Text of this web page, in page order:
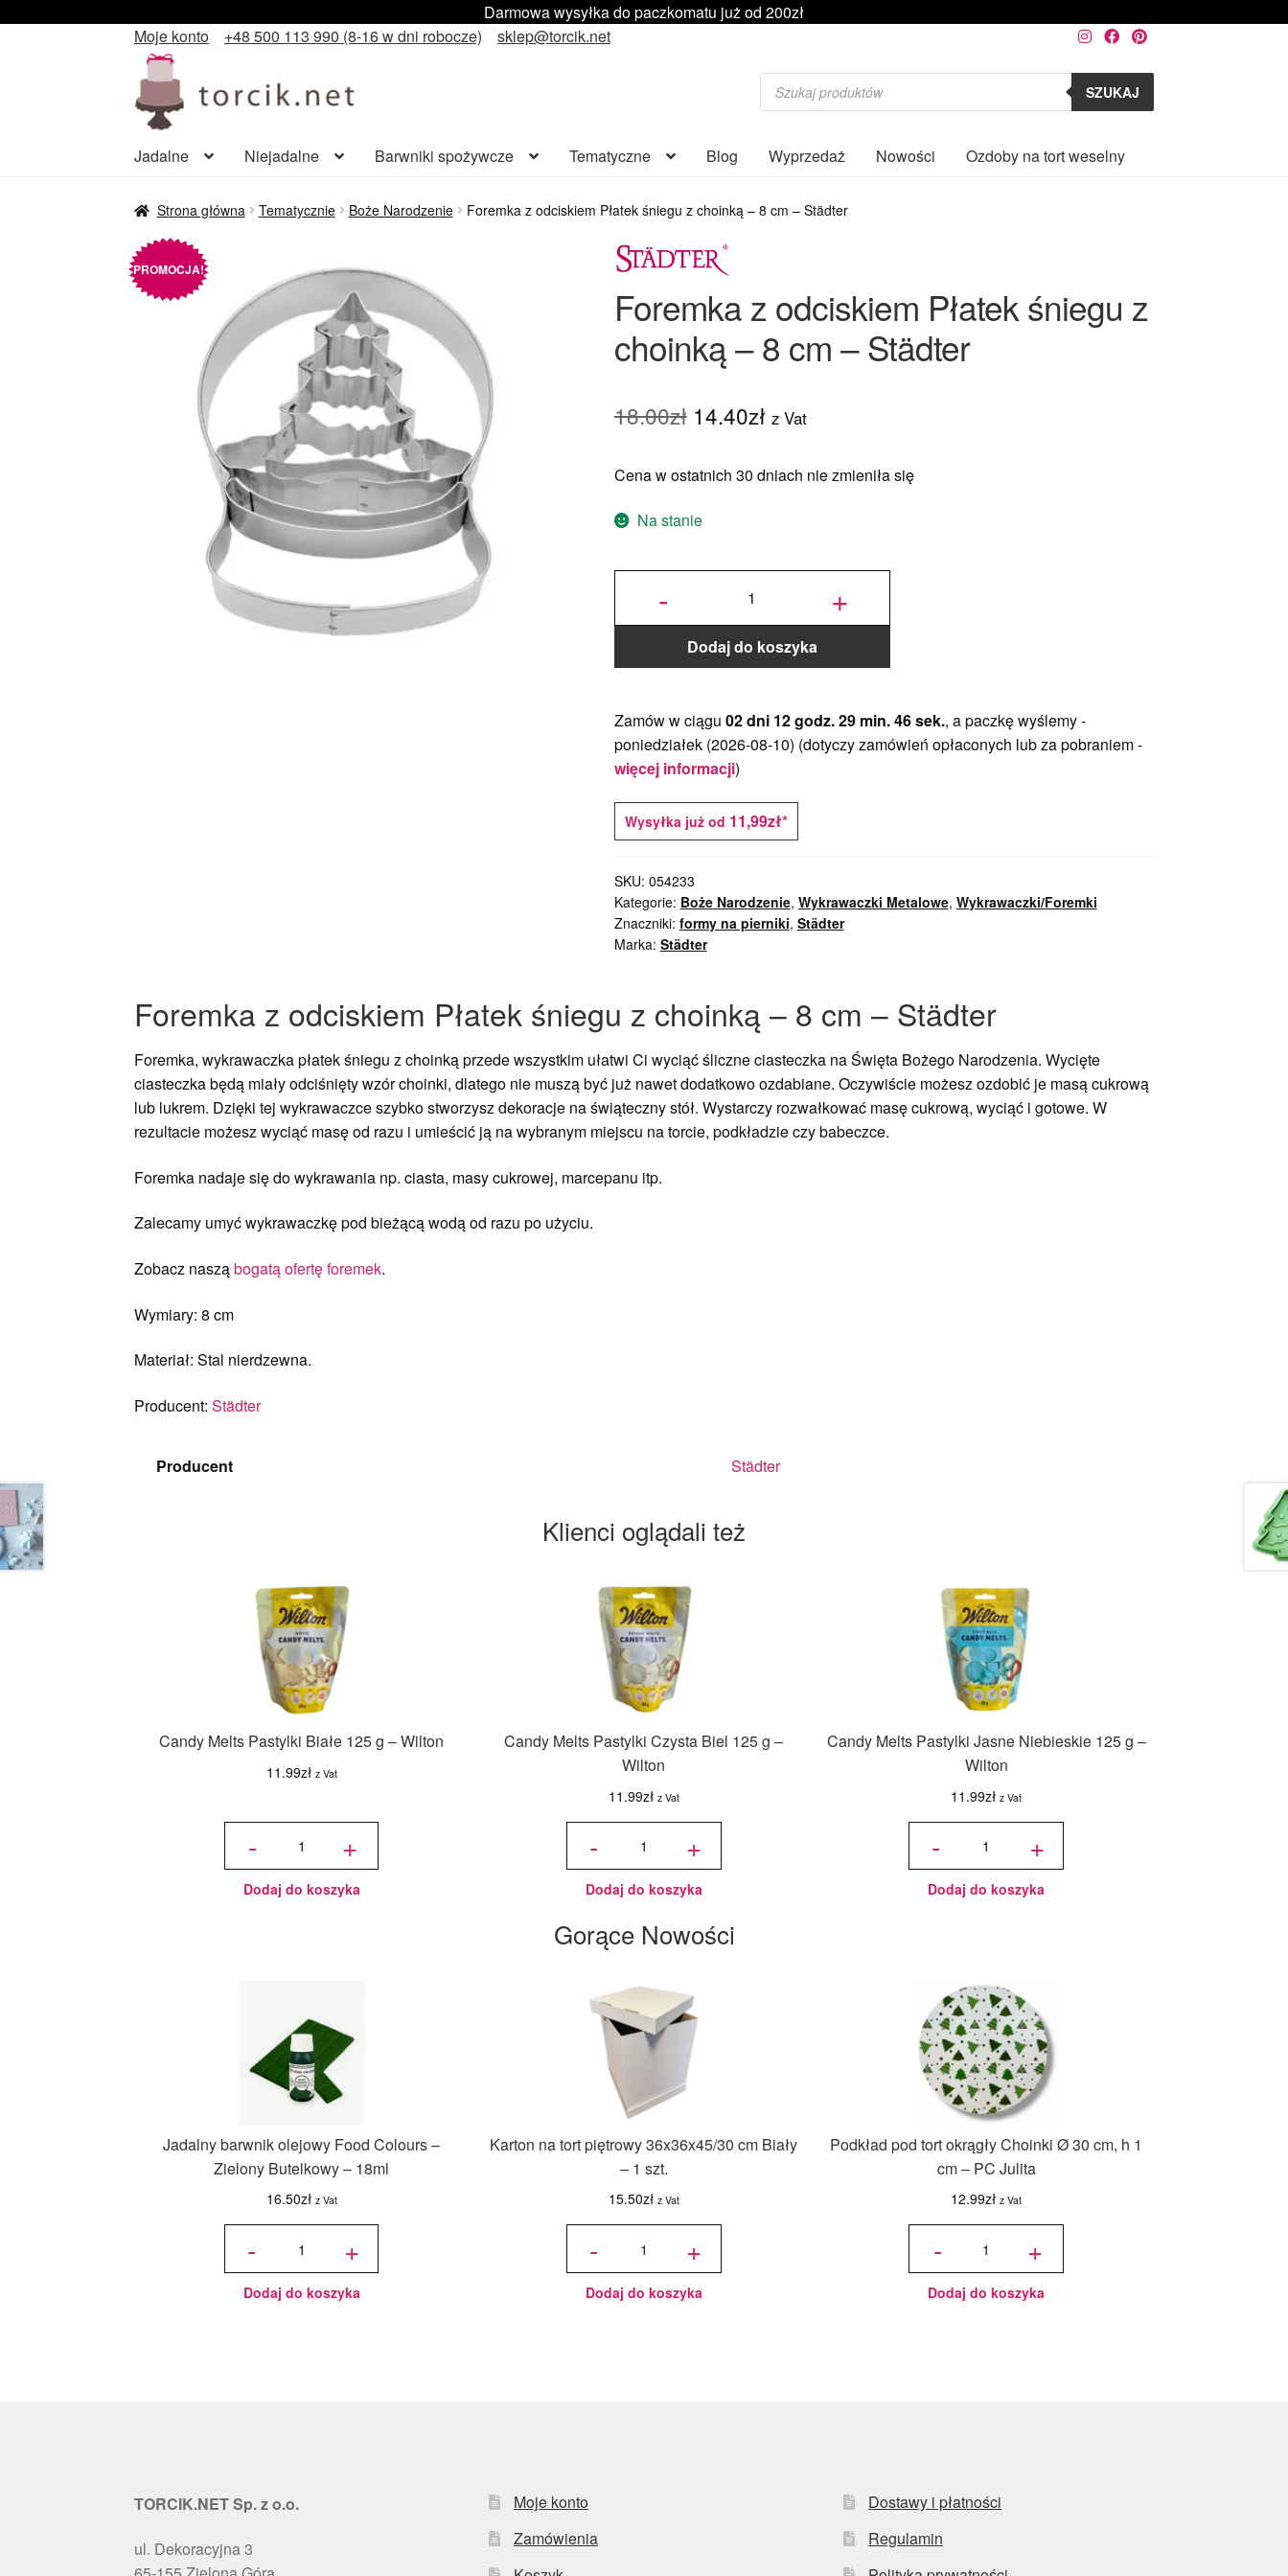
Darmowa wysyłka do paczkomatu już od 200zł
Moje konto
+48 500 113 990 (8-16 w dni robocze) sklep@torcik.net
Przejdź
do
nawigacji
Przejdź
do
treści
Wyszukiwarka
produktów SZUKAJ
Jadalne Niejadalne Barwniki spożywcze Tematyczne Blog Wyprzedaż Nowości Ozdoby na tort weselny
Strona główna Tematycznie Boże Narodzenie Foremka z odciskiem Płatek śniegu z choinką – 8 cm – Städter
PROMOCJA!
Foremka z odciskiem Płatek śniegu z
choinką – 8 cm – Städter
18.00zł Pierwotna
wynosiła:
18.00zł.
14.40złAktualna
wynosi:
z Vat
Cena w ostatnich 30 dniach nie zmieniła się
Na stanie
-
ilość
odciskiem
śniegu z
choinką -
8 cm -
+
Dodaj do koszyka
Zamów w ciągu 02 dni 12 godz. 29 min. 45 sek., a paczkę wyślemy -
poniedziałek (2026-08-10) (dotyczy zamówień opłaconych lub za pobraniem -
więcej informacji)
Wysyłka już od 11,99zł*
SKU: 054233
Kategorie: Boże Narodzenie, Wykrawaczki Metalowe, Wykrawaczki/Foremki
Znaczniki: formy na pierniki, Städter
Marka: Städter
Foremka z odciskiem Płatek śniegu z choinką – 8 cm – Städter
Foremka, wykrawaczka płatek śniegu z choinką przede wszystkim ułatwi Ci wyciąć śliczne ciasteczka na Święta Bożego Narodzenia. Wycięte
ciasteczka będą miały odciśnięty wzór choinki, dlatego nie muszą być już nawet dodatkowo ozdabiane. Oczywiście możesz ozdobić je masą cukrową
lub lukrem. Dzięki tej wykrawaczce szybko stworzysz dekoracje na świąteczny stół. Wystarczy rozwałkować masę cukrową, wyciąć i gotowe. W
rezultacie możesz wyciąć masę od razu i umieścić ją na wybranym miejscu na torcie, podkładzie czy babeczce.
Foremka nadaje się do wykrawania np. ciasta, masy cukrowej, marcepanu itp.
Zalecamy umyć wykrawaczkę pod bieżącą wodą od razu po użyciu.
Zobacz nasząbogatą ofertę foremek.
Wymiary: 8 cm
Materiał: Stal nierdzewna.
Producent:Städter
Producent Städter
Klienci oglądali też
Candy Melts Pastylki Białe 125 g – Wilton
11.99zł z Vat
-
ilość
Pastylki
Białe
Wilton +
Dodaj do koszyka
Candy Melts Pastylki Czysta Biel 125 g –
Wilton
11.99zł z Vat
-
ilość
Pastylki
Czysta
125 g -
Wilton
+
Dodaj do koszyka
Candy Melts Pastylki Jasne Niebieskie 125 g –
Wilton
11.99zł z Vat
-
ilość
Pastylki
Jasne
125 g -
Wilton
+
Dodaj do koszyka
Gorące Nowości
Jadalny barwnik olejowy Food Colours –
Zielony Butelkowy – 18ml
16.50zł z Vat
-
ilość
olejowy
Food
Zielony
Butelkowy
+
Dodaj do koszyka
Karton na tort piętrowy 36x36x45/30 cm Biały
– 1 szt.
15.50zł z Vat
-
ilość Karton
36x36x45/30
cm Biały - 1 +
Dodaj do koszyka
Podkład pod tort okrągły Choinki Ø 30 cm, h 1
cm – PC Julita
12.99zł z Vat
-
ilość
okrągły
Choinki
cm, h 1
cm - PC
+
Dodaj do koszyka
TORCIK.NET Sp. z o.o.
ul. Dekoracyjna 3
Moje konto
Zamówienia
Dostawy i płatności
Regulamin